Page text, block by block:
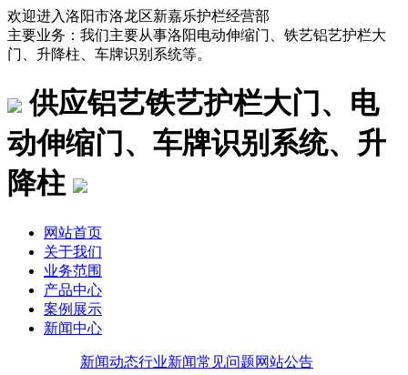
欢迎进入洛阳市洛龙区新嘉乐护栏经营部
主要业务：我们主要从事洛阳电动伸缩门、铁艺铝艺护栏大
门、升降柱、车牌识别系统等。
供应铝艺铁艺护栏大门、电
动伸缩门、车牌识别系统、升
降柱
网站首页
关于我们
业务范围
产品中心
案例展示
新闻中心
新闻动态行业新闻常见问题网站公告